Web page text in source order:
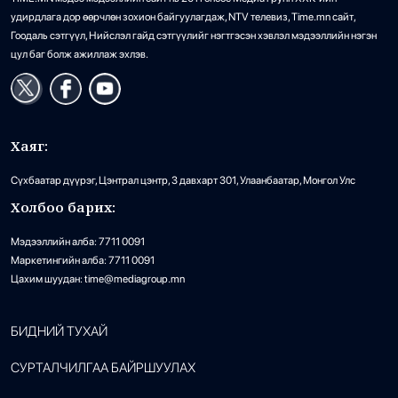
удирдлага дор өөрчлөн зохион байгуулагдаж, NTV телевиз, Time.mn сайт,
Гоодаль сэтгүүл, Нийслэл гайд сэтгүүлийг нэгтгэсэн хэвлэл мэдээллийн нэгэн
цул баг болж ажиллаж эхлэв.
Хаяг:
Сүхбаатар дүүрэг, Цэнтрал цэнтр, 3 давхарт 301, Улаанбаатар, Монгол Улс
Холбоо барих:
Мэдээллийн алба: 7711 0091
Маркетингийн алба: 7711 0091
Цахим шуудан: time@mediagroup.mn
БИДНИЙ ТУХАЙ
СУРТАЛЧИЛГАА БАЙРШУУЛАХ